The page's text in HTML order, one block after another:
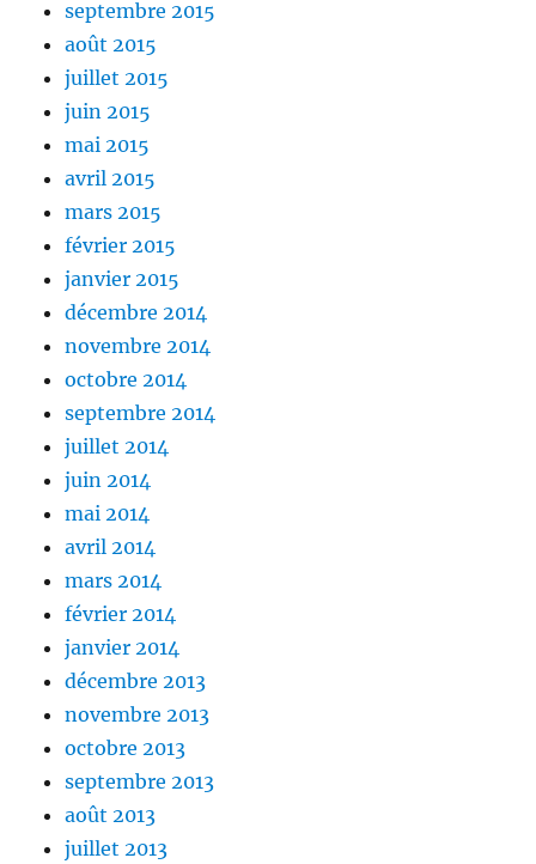
septembre 2015
août 2015
juillet 2015
juin 2015
mai 2015
avril 2015
mars 2015
février 2015
janvier 2015
décembre 2014
novembre 2014
octobre 2014
septembre 2014
juillet 2014
juin 2014
mai 2014
avril 2014
mars 2014
février 2014
janvier 2014
décembre 2013
novembre 2013
octobre 2013
septembre 2013
août 2013
juillet 2013